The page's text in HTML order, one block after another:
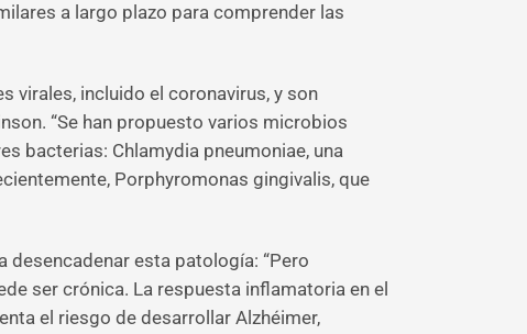
a largo plazo para comprender las
virales, incluido el coronavirus, y son
“Se han propuesto varios microbios
bacterias: Chlamydia pneumoniae, una
Porphyromonas gingivalis, que
esta patología: “Pero
ser crónica. La respuesta inflamatoria en el
el riesgo de desarrollar Alzhéimer,